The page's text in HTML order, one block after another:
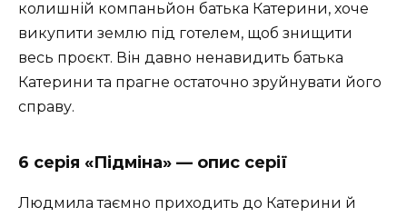
колишній компаньйон батька Катерини, хоче
викупити землю під готелем, щоб знищити
весь проєкт. Він давно ненавидить батька
Катерини та прагне остаточно зруйнувати його
справу.
6 серія «Підміна» — опис серії
Людмила таємно приходить до Катерини й